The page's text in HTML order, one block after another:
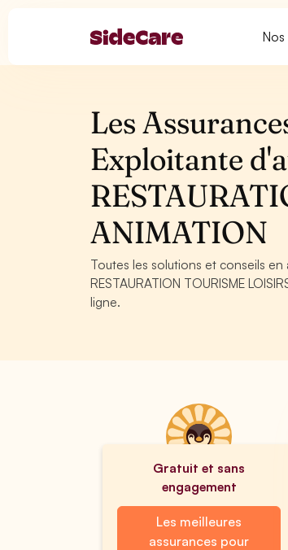
Les
Exploitante
ANIMATION
Toutes les solutions et conseils
RESTAURATION TOURISME
ligne.
Gratuit et sans
engagement
Les meilleures
assurances pour